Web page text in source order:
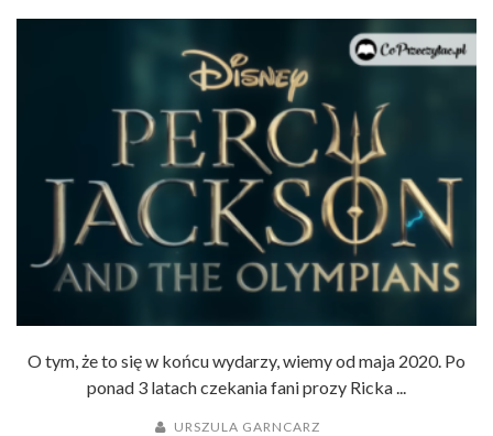
PLATFORMIE DISNEY+. ZOBACZ
ZWIASTUN!
O tym, że to się w końcu wydarzy, wiemy od maja 2020. Po
ponad 3 latach czekania fani prozy Ricka ...
URSZULA GARNCARZ